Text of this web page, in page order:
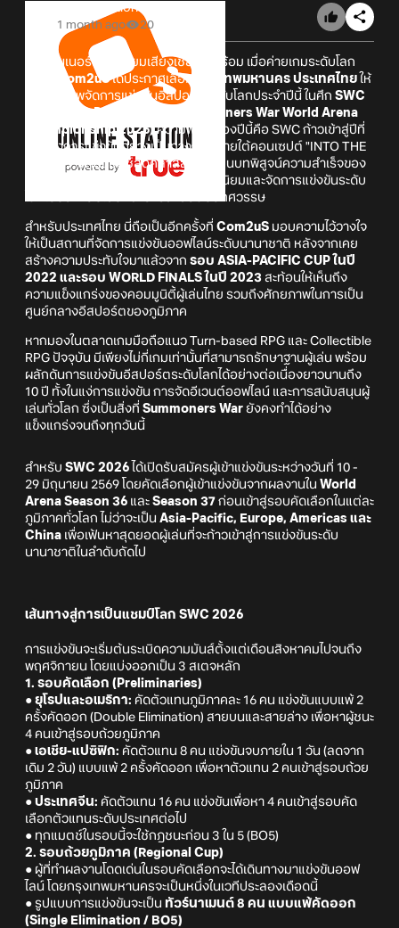
Online Station
1 month ago
20
ซัมมอนเนอร์ไทยเตรียมเสียงเชียร์ให้พร้อม เมื่อค่ายเกมระดับโลก
Com2uSได้ประกาศเลือก กรุงเทพมหานคร ประเทศไทย ให้
เป็นเจ้าภาพจัดการแข่งขันอีสปอร์ตระดับโลกประจำปีนี้ ในศึก SWC
2026 ASIA-PACIFIC CUP (Summoners War World Arena
Championship 2026)ความพิเศษของปีนี้คือ SWC ก้าวเข้าสู่ปีที่
10 ของการแข่งขันอย่างเป็นทางการ ภายใต้คอนเซปต์ "INTO THE
LEGACY! ผ่านแมตช์สุดคลาสสิก นับเป็นบทพิสูจน์ความสำเร็จของ
เกมมือถือที่สามารถรักษากระแสความนิยมและจัดการแข่งขันระดับ
โลกได้อย่างต่อเนื่องมายาวนานตลอดทศวรรษ
สำหรับประเทศไทย นี่ถือเป็นอีกครั้งที่ Com2uS มอบความไว้วางใจ
ให้เป็นสถานที่จัดการแข่งขันออฟไลน์ระดับนานาชาติ หลังจากเคย
สร้างความประทับใจมาแล้วจาก รอบ ASIA-PACIFIC CUP ในปี
2022 และรอบ WORLD FINALS ในปี 2023 สะท้อนให้เห็นถึง
ความแข็งแกร่งของคอมมูนิตี้ผู้เล่นไทย รวมถึงศักยภาพในการเป็น
ศูนย์กลางอีสปอร์ตของภูมิภาค
หากมองในตลาดเกมมือถือแนว Turn-based RPG และ Collectible
RPG ปัจจุบัน มีเพียงไม่กี่เกมเท่านั้นที่สามารถรักษาฐานผู้เล่น พร้อม
ผลักดันการแข่งขันอีสปอร์ตระดับโลกได้อย่างต่อเนื่องยาวนานถึง
10 ปี ทั้งในแง่การแข่งขัน การจัดอีเวนต์ออฟไลน์ และการสนับสนุนผู้
เล่นทั่วโลก ซึ่งเป็นสิ่งที่ Summoners War ยังคงทำได้อย่าง
แข็งแกร่งจนถึงทุกวันนี้
สำหรับ SWC 2026 ได้เปิดรับสมัครผู้เข้าแข่งขันระหว่างวันที่ 10 -
29 มิถุนายน 2569 โดยคัดเลือกผู้เข้าแข่งขันจากผลงานใน World
Arena Season 36 และ Season 37 ก่อนเข้าสู่รอบคัดเลือกในแต่ละ
ภูมิภาคทั่วโลก ไม่ว่าจะเป็น Asia-Pacific, Europe, Americas และ
China เพื่อเฟ้นหาสุดยอดผู้เล่นที่จะก้าวเข้าสู่การแข่งขันระดับ
นานาชาติในลำดับถัดไป
เส้นทางสู่การเป็นแชมป์โลก SWC 2026
การแข่งขันจะเริ่มต้นระเบิดความมันส์ตั้งแต่เดือนสิงหาคมไปจนถึง
พฤศจิกายน โดยแบ่งออกเป็น 3 สเตจหลัก
1. รอบคัดเลือก (Preliminaries)
● ยุโรปและอเมริกา: คัดตัวแทนภูมิภาคละ 16 คน แข่งขันแบบแพ้ 2
ครั้งคัดออก (Double Elimination) สายบนและสายล่าง เพื่อหาผู้ชนะ
4 คนเข้าสู่รอบถ้วยภูมิภาค
● เอเชีย-แปซิฟิก: คัดตัวแทน 8 คน แข่งขันจบภายใน 1 วัน (ลดจาก
เดิม 2 วัน) แบบแพ้ 2 ครั้งคัดออก เพื่อหาตัวแทน 2 คนเข้าสู่รอบถ้วย
ภูมิภาค
● ประเทศจีน: คัดตัวแทน 16 คน แข่งขันเพื่อหา 4 คนเข้าสู่รอบคัด
เลือกตัวแทนระดับประเทศต่อไป
● ทุกแมตช์ในรอบนี้จะใช้กฎชนะก่อน 3 ใน 5 (BO5)
2. รอบถ้วยภูมิภาค (Regional Cup)
● ผู้ที่ทำผลงานโดดเด่นในรอบคัดเลือกจะได้เดินทางมาแข่งขันออฟ
ไลน์ โดยกรุงเทพมหานครจะเป็นหนึ่งในเวทีประลองเดือดนี้
● รูปแบบการแข่งขันจะเป็น ทัวร์นาเมนต์ 8 คน แบบแพ้คัดออก
(Single Elimination / BO5)